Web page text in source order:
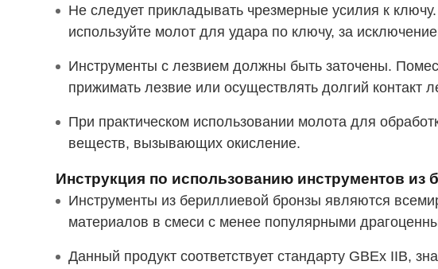
Не следует прикладывать чрезмерные усилия к
используйте молот для удара по ключу, за
Инструменты с лезвием должны быть заточены.
прижимать лезвие или осуществлять долгий контакт
При практическом использовании молота для
веществ, вызывающих окисление.
Инструкция по использованию инструментов из
Инструменты из бериллиевой бронзы являются
материалов в смеси с менее популярными
Данный продукт соответствует стандарту GBEx IIB,